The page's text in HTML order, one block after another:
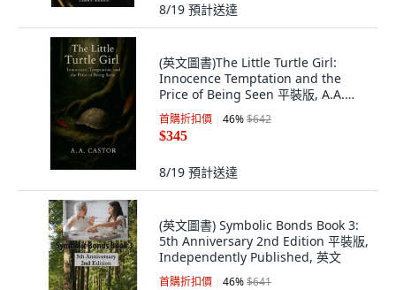
8/19 預計送達
(英文圖書)The Little Turtle Girl:
Innocence Temptation and the
Price of Being Seen 平裝版, A.A.
Castor, 英文
首購折扣價 46%$642
$345
8/19 預計送達
(英文圖書) Symbolic Bonds Book 3:
5th Anniversary 2nd Edition 平裝版,
Independently Published, 英文
首購折扣價 46%$641